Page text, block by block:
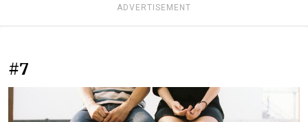
ADVERTISEMENT
#7